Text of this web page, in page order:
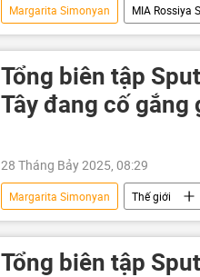
Margarita Simonyan
MIA Rossiya
Sputnik
Tổng biên tập
Tây đang cố gắng
28 Tháng Bảy 2025, 08:29
Margarita Simonyan
Thế giới
UAV
Tổng biên tập